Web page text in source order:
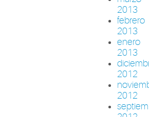
2013
febrero
2013
enero
2013
2012
2012